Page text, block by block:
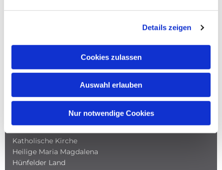
Details zeigen
Cookies zulassen
Auswahl erlauben
Nur notwendige Cookies
ADRESSE
Katholische Kirche
Heilige Maria Magdalena
Hünfelder Land